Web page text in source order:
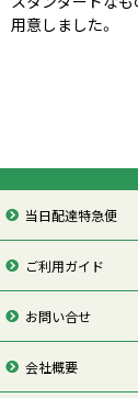
用意しました。
当日配達特急便
ご利用ガイド
お問い合せ
会社概要